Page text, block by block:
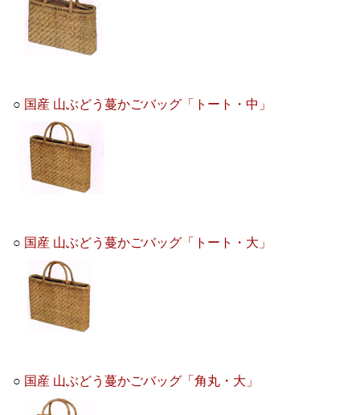
○ 国産 山ぶどう蔓かごバッグ「トート・中」
○ 国産 山ぶどう蔓かごバッグ「トート・大」
○ 国産 山ぶどう蔓かごバッグ「角丸・大」